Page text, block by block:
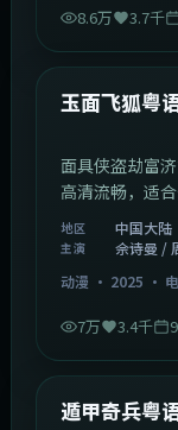
8.6万 3.7千
最新
玉面飞狐粤
面具侠盗劫富
高清流畅，适合
地区 中国大陆
主演
佘诗曼 /
动漫 · 2025 ·
7万 3.4千
最新
遁甲奇兵粤